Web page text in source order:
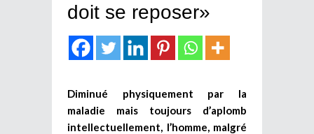
doit se reposer»
Diminué physiquement par la
maladie mais toujours d’aplomb
intellectuellement, l’homme, malgré